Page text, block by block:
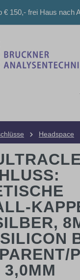
€ 150,- frei Haus nach
Headspace
3,0MM